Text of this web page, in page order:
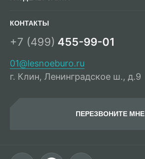
КОНТАКТЫ
+7 (499) 455-99-01
01@lesnoeburo.ru
г. Клин, Ленинградское ш., д.9
ПЕРЕЗВОНИТЕ МНЕ